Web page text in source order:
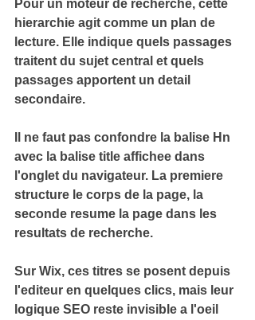
Pour un moteur de recherche, cette
hierarchie agit comme un plan de
lecture. Elle indique quels passages
traitent du sujet central et quels
passages apportent un detail
secondaire.
Il ne faut pas confondre la balise Hn
avec la balise title affichee dans
l'onglet du navigateur. La premiere
structure le corps de la page, la
seconde resume la page dans les
resultats de recherche.
Sur Wix, ces titres se posent depuis
l'editeur en quelques clics, mais leur
logique SEO reste invisible a l'oeil